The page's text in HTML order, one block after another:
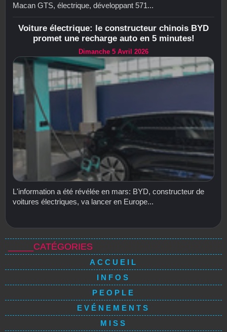
Macan GTS, électrique, développant 571...
Voiture électrique: le constructeur chinois BYD
promet une recharge auto en 5 minutes!
Dimanche 5 Avril 2026
L'information a été révélée en mars: BYD, constructeur de
voitures électriques, va lancer en Europe...
_____CATÉGORIES
ACCUEIL
INFOS
PEOPLE
EVÉNEMENTS
MISS